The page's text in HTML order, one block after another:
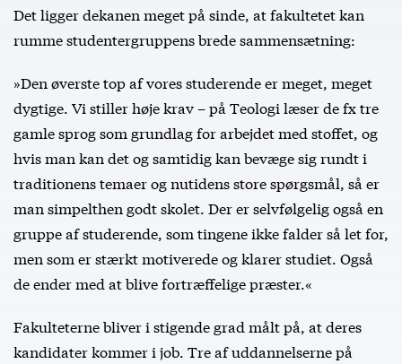
Det ligger dekanen meget på sinde, at fakultetet kan
rumme studentergruppens brede sammensætning:
»Den øverste top af vores studerende er meget, meget
dygtige. Vi stiller høje krav – på Teologi læser de fx tre
gamle sprog som grundlag for arbejdet med stoffet, og
hvis man kan det og samtidig kan bevæge sig rundt i
traditionens temaer og nutidens store spørgsmål, så er
man simpelthen godt skolet. Der er selvfølgelig også en
gruppe af studerende, som tingene ikke falder så let for,
men som er stærkt motiverede og klarer studiet. Også
de ender med at blive fortræffelige præster.«
Fakulteterne bliver i stigende grad målt på, at deres
kandidater kommer i job. Tre af uddannelserne på